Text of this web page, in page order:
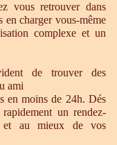
vous retrouver dans
en charger vous-même
complexe et un
de trouver des
ami
en moins de 24h. Dés
un rendez-
et au mieux de vos